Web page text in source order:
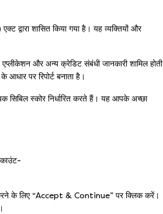
द्वारा शासित किया गया है। यह व्यक्तियों और
और अन्य क्रेडिट संबंधी जानकारी शामिल होती
पर रिपोर्ट बनाता है।
सिबिल स्कोर निर्धारित करते हैं। यह आपके अच्छा
के लिए “Accept & Continue” पर क्लिक करें।